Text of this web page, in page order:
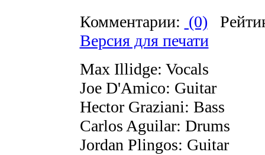
Комментарии: (0)
Версия для печати
Max Illidge: Vocals
Joe D'Amico: Guitar
Hector Graziani: Bass
Carlos Aguilar: Drums
Jordan Plingos: Guitar